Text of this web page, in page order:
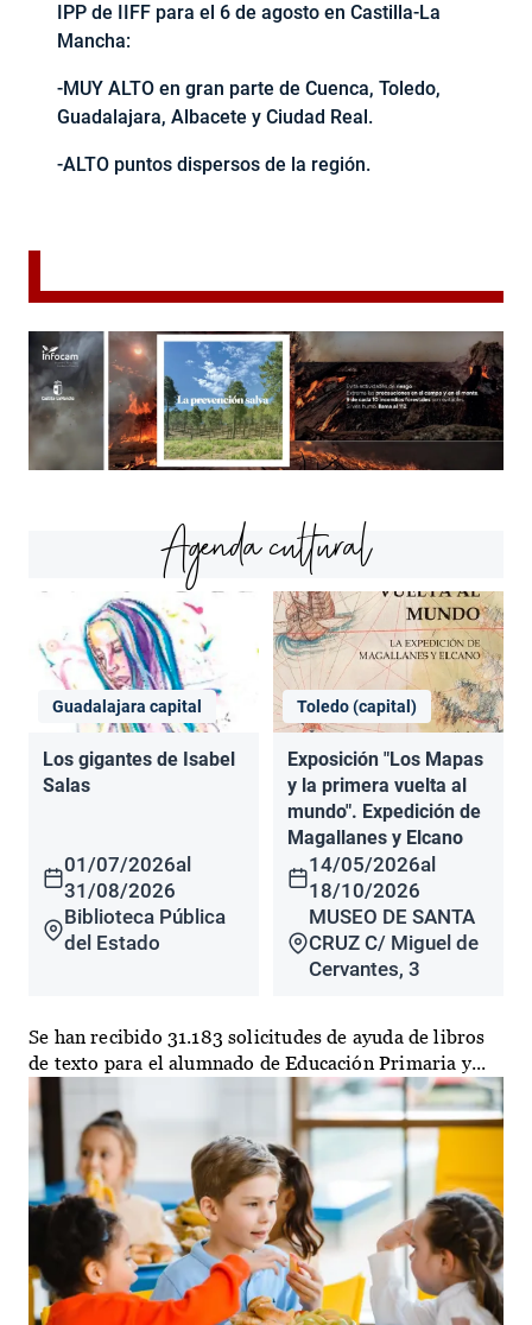
IPP de IIFF para el 6 de agosto en Castilla-La
Mancha:
-MUY ALTO en gran parte de Cuenca, Toledo,
Guadalajara, Albacete y Ciudad Real.
-ALTO puntos dispersos de la región.
Agenda cultural
Guadalajara capital
Los gigantes de Isabel
Salas
01/07/2026al
31/08/2026
Biblioteca Pública
del Estado
Toledo (capital)
Exposición "Los Mapas
y la primera vuelta al
mundo". Expedición de
Magallanes y Elcano
14/05/2026al
18/10/2026
MUSEO DE SANTA
CRUZ C/ Miguel de
Cervantes, 3
Se han recibido 31.183 solicitudes de ayuda de libros
de texto para el alumnado de Educación Primaria y...